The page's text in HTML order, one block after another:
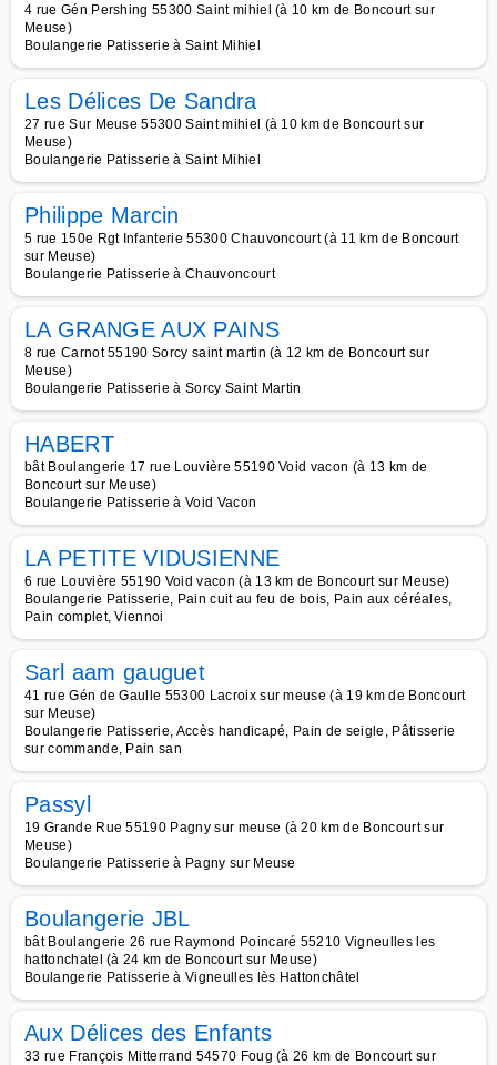
4 rue Gén Pershing 55300 Saint mihiel (à 10 km de Boncourt sur
Meuse)
Boulangerie Patisserie à Saint Mihiel
Les Délices De Sandra
27 rue Sur Meuse 55300 Saint mihiel (à 10 km de Boncourt sur
Meuse)
Boulangerie Patisserie à Saint Mihiel
Philippe Marcin
5 rue 150e Rgt Infanterie 55300 Chauvoncourt (à 11 km de Boncourt
sur Meuse)
Boulangerie Patisserie à Chauvoncourt
LA GRANGE AUX PAINS
8 rue Carnot 55190 Sorcy saint martin (à 12 km de Boncourt sur
Meuse)
Boulangerie Patisserie à Sorcy Saint Martin
HABERT
bât Boulangerie 17 rue Louvière 55190 Void vacon (à 13 km de
Boncourt sur Meuse)
Boulangerie Patisserie à Void Vacon
LA PETITE VIDUSIENNE
6 rue Louvière 55190 Void vacon (à 13 km de Boncourt sur Meuse)
Boulangerie Patisserie, Pain cuit au feu de bois, Pain aux céréales,
Pain complet, Viennoi
Sarl aam gauguet
41 rue Gén de Gaulle 55300 Lacroix sur meuse (à 19 km de Boncourt
sur Meuse)
Boulangerie Patisserie, Accès handicapé, Pain de seigle, Pâtisserie
sur commande, Pain san
Passyl
19 Grande Rue 55190 Pagny sur meuse (à 20 km de Boncourt sur
Meuse)
Boulangerie Patisserie à Pagny sur Meuse
Boulangerie JBL
bât Boulangerie 26 rue Raymond Poincaré 55210 Vigneulles les
hattonchatel (à 24 km de Boncourt sur Meuse)
Boulangerie Patisserie à Vigneulles lès Hattonchâtel
Aux Délices des Enfants
33 rue François Mitterrand 54570 Foug (à 26 km de Boncourt sur